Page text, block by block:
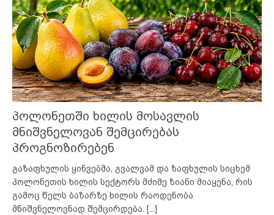
პოლონეთში ხილის მოსავლის
მნიშვნელოვან შემცირებას
პროგნოზირებენ
გაზაფხულის ყინვებმა, გვალვამ და ზაფხულის სიცხემ
პოლონეთის ხილის სექტორს მძიმე ზიანი მიაყენა, რის
გამოც წელს ბაზარზე ხილის რაოდენობა
მნიშვნელოვნად შემცირდება. [...]